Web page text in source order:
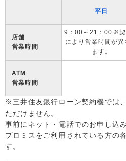
平日
店舗
営業時間
9：00～21：00※契
により営業時間が異
ます。
ATM
営業時間
※三井住友銀行ローン契約機では
ただけません。
事前にネット・電話でのお申し込
プロミスをご利用されている方の
す。